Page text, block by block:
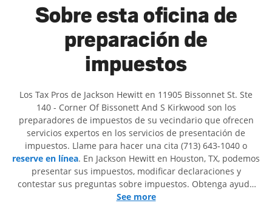
Sobre esta oficina de
preparación de
impuestos
Los Tax Pros de Jackson Hewitt en 11905 Bissonnet St. Ste
140 - Corner Of Bissonett And S Kirkwood son ​​los
preparadores de impuestos de su vecindario que ofrecen
servicios expertos en los servicios de presentación de
impuestos. Llame para hacer una cita (713) 643-1040 o
reserve en línea. En Jackson Hewitt en Houston, TX, podemos
presentar sus impuestos, modificar declaraciones y
contestar sus preguntas sobre impuestos. Obtenga ayuda
para presentar declaraciones de impuestos simples o
See more